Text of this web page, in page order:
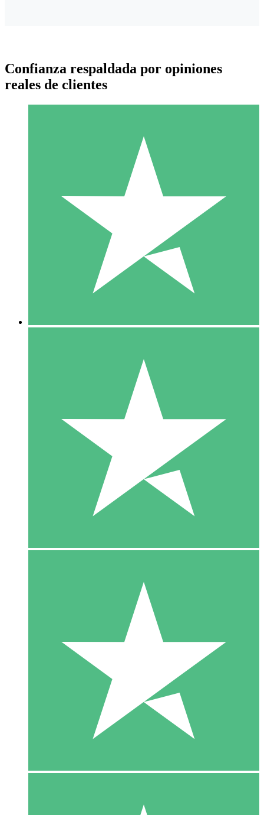
Paquetes de Créditos Individuales
Paga según el uso con créditos de descarga. Sin compromiso
10 00
10 Descargas
20 00
Confianza respaldada por opiniones
reales de clientes